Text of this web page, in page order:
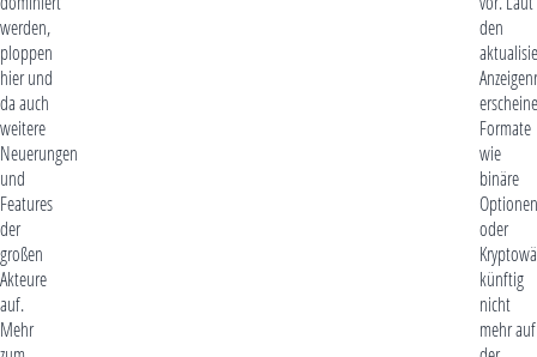
werden,
ploppen
hier und
da auch
weitere
Neuerungen
und
Features
der
großen
Akteure
auf.
Mehr
den
Formate
wie
binäre
Optionen
oder
künftig
nicht
mehr auf